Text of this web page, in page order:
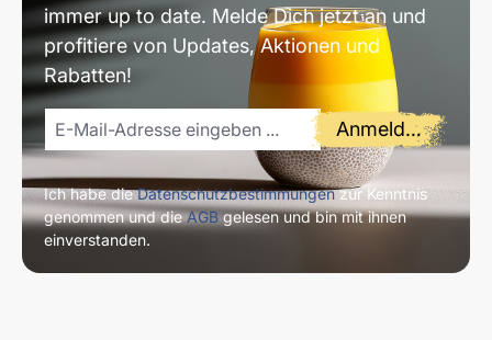
immer up to date. Melde Dich jetzt an und
profitiere von Updates, Aktionen und
Rabatten!
Anmelden
Ich habe dieDatenschutzbestimmungenzur Kenntnis
genommen und dieAGBgelesen und bin mit ihnen
einverstanden.